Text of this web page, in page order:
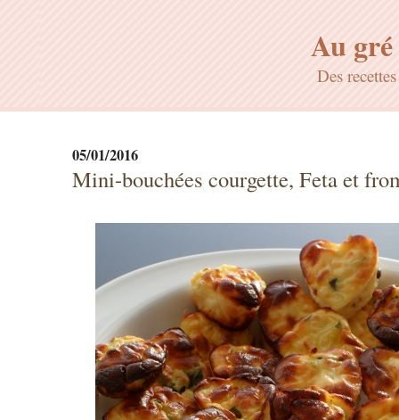
Au gré
Des
05/01/2016
Mini-bouchées courgette, Feta et